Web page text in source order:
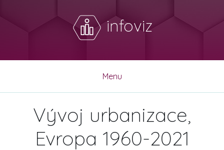
infoviz
Menu
Vývoj urbanizace,
Evropa 1960-2021